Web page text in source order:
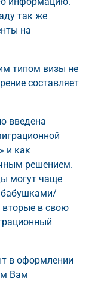
так же
на
типом визы не
составляет
введена
и как
решением.
могут чаще
бабушками/
вторые в свою
в оформлении
Вам